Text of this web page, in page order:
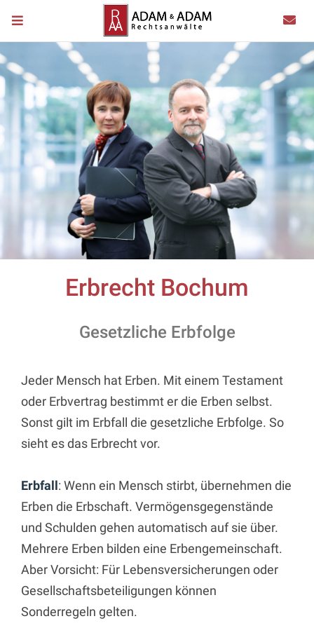
Erbrecht Bochum
Gesetzliche Erbfolge
Jeder Mensch hat Erben. Mit einem Testament
oder Erbvertrag bestimmt er die Erben selbst.
Sonst gilt im Erbfall die gesetzliche Erbfolge. So
sieht es das Erbrecht vor.
Erbfall: Wenn ein Mensch stirbt, übernehmen die
Erben die Erbschaft. Vermögensgegenstände
und Schulden gehen automatisch auf sie über.
Mehrere Erben bilden eine Erbengemeinschaft.
Aber Vorsicht: Für Lebensversicherungen oder
Gesellschaftsbeteiligungen können
Sonderregeln gelten.